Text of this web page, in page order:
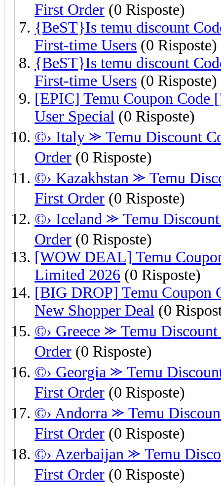
First Order (0 Risposte)
{BeST}Is temu discount
First-time Users (0 Risposte)
{BeST}Is temu discount
First-time Users (0 Risposte)
[EPIC] Temu Coupon
User Special (0 Risposte)
©› Italy ⪼ Temu Discount
Order (0 Risposte)
©› Kazakhstan ⪼ Temu
First Order (0 Risposte)
©› Iceland ⪼ Temu
Order (0 Risposte)
[WOW DEAL] Temu
Limited 2026 (0 Risposte)
[BIG DROP] Temu
New Shopper Deal (0
©› Greece ⪼ Temu
Order (0 Risposte)
©› Georgia ⪼ Temu
First Order (0 Risposte)
©› Andorra ⪼ Temu
First Order (0 Risposte)
©› Azerbaijan ⪼ Temu
First Order (0 Risposte)